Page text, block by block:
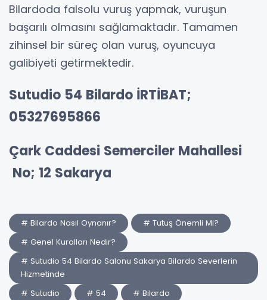
Bilardoda falsolu vuruş yapmak, vuruşun
başarılı olmasını sağlamaktadır. Tamamen
zihinsel bir süreç olan vuruş, oyuncuya
galibiyeti getirmektedir.
Sutudio 54 Bilardo İRTİBAT;
05327695866
Çark Caddesi Semerciler Mahallesi
No; 12 Sakarya
# Bilardo Nasıl Oynanır?
# Tutuş Önemli Mi?
# Genel Kuralları Nedir?
# Sutudio 54 Bilardo Salonu Sakarya Bilardo Severlerin
Hizmetinde
# Sutudio
# 54
# Bilardo